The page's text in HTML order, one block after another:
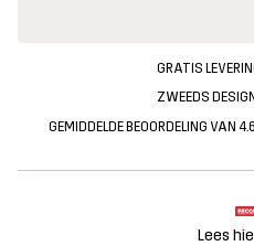
GRATIS
ZWEEDS
GEMIDDELDE BEOORDELING VAN
Lees